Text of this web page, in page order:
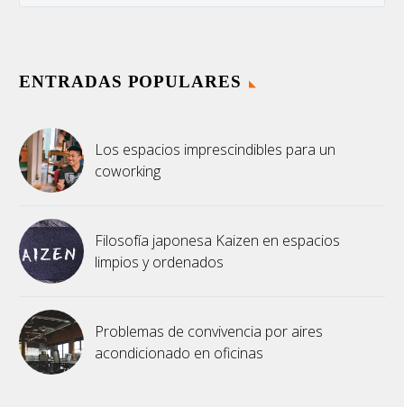
ENTRADAS POPULARES
Los espacios imprescindibles para un
coworking
Filosofía japonesa Kaizen en espacios
limpios y ordenados
Problemas de convivencia por aires
acondicionado en oficinas